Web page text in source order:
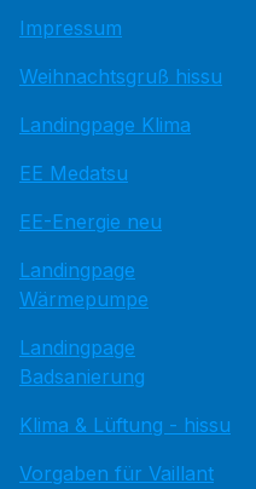
Impressum
Weihnachtsgruß hissu
Landingpage Klima
EE Medatsu
EE-Energie neu
Landingpage
Wärmepumpe
Landingpage
Badsanierung
Klima & Lüftung - hissu
Vorgaben für Vaillant